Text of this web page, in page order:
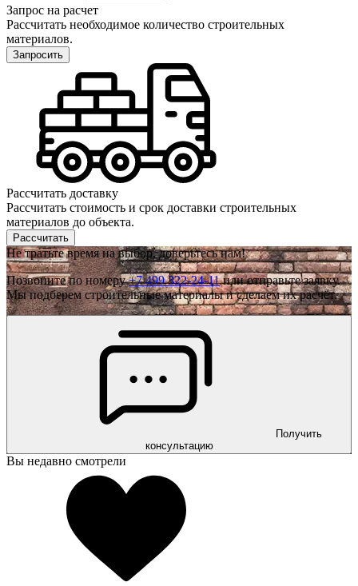
Запрос на расчет
Рассчитать необходимое количество строительных
материалов.
Запросить
Рассчитать доставку
Рассчитать стоимость и срок доставки строительных
материалов до объекта.
Рассчитать
Не тратьте время на выбор, доверьтесь нам!
Позвоните по номеру+7 499 322-24-11или отправьте заявку.
Мы подберем строительные материалы и сделаем их расчёт.
Получить
консультацию
Вы недавно смотрели